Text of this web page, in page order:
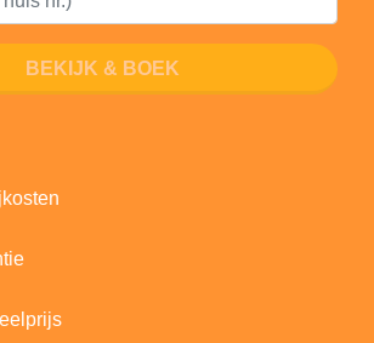
BEKIJK & BOEK